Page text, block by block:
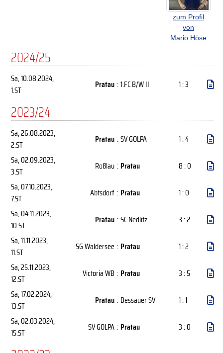
zum Profil
von
Mario Höse
2024/25
Sa, 10.08.2024,
1.ST
Pratau :1.FC B/W II 1 : 3
2023/24
Sa, 26.08.2023,
2.ST
Pratau :SV GOLPA
1 : 4
Sa, 02.09.2023,
3.ST
Roßlau : Pratau
8 : 0
Sa, 07.10.2023,
7.ST
Abtsdorf : Pratau
1 : 0
Sa, 04.11.2023,
10.ST
Pratau :SC Nedlitz
3 : 2
Sa, 11.11.2023,
11.ST
SG Waldersee : Pratau
1 : 2
Sa, 25.11.2023,
12.ST
Victoria WB : Pratau
3 : 5
Sa, 17.02.2024,
13.ST
Pratau : Dessauer SV
1 : 1
Sa, 02.03.2024,
15.ST
SV GOLPA : Pratau 3 : 0